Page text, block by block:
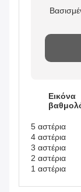
Εικόνα
5 αστέρια
4 αστέρια
3 αστέρια
2 αστέρια
1 αστέρια